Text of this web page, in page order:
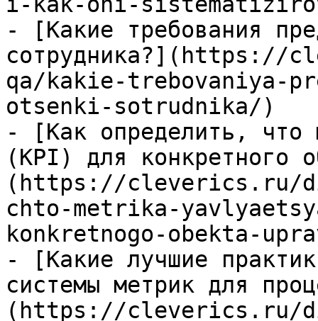
- [Какие требования
qa/kakie-trebovaniya-
otsenki-sotrudnika/)
- [Как определить, что
(KPI) для конкретного
(https://cleverics.ru/
chto-metrika-
konkretnogo-obekta-
- [Какие лучшие
системы метрик для
(https://cleverics.ru/